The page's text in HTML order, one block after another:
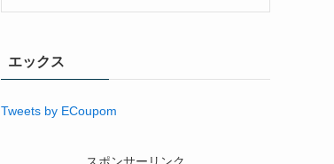
エックス
Tweets by ECoupom
スポンサーリンク